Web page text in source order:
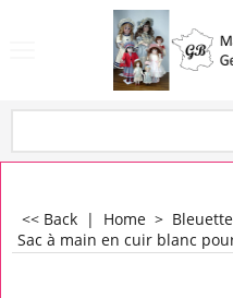
<< Back | Home > Bleuette
Sac à main en cuir blanc